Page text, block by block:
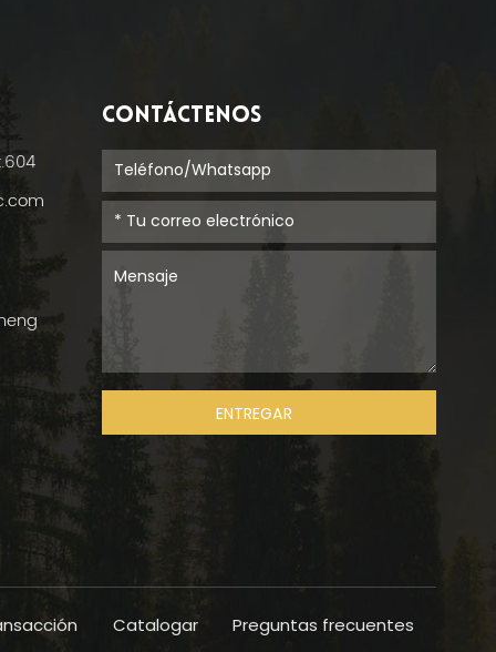
CONTÁCTENOS
ENTREGAR
Catalogar
Preguntas frecuentes